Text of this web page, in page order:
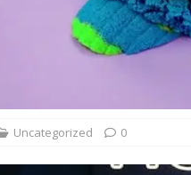
Uncategorized 0